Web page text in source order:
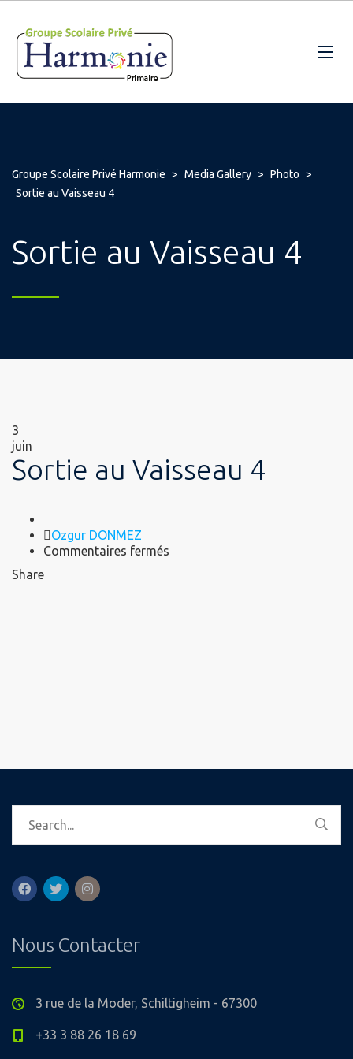
Groupe Scolaire Privé Harmonie > Media Gallery > Photo >
Sortie au Vaisseau 4
Sortie au Vaisseau 4
3
juin
Sortie au Vaisseau 4
Author
Ozgur DONMEZ
Commentaires fermés
Share
Nous Contacter
3 rue de la Moder, Schiltigheim - 67300
+33 3 88 26 18 69